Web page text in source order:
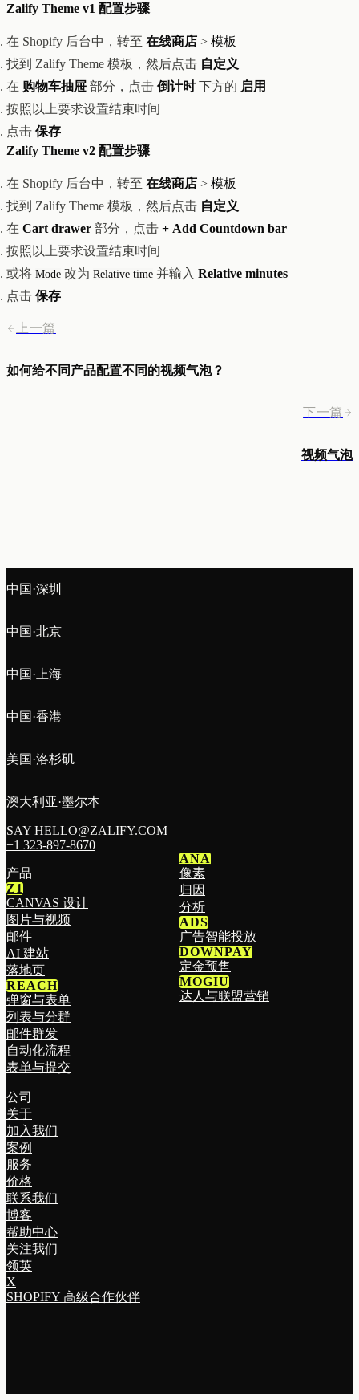
Zalify Theme v1 配置步骤
在 Shopify 后台中，转至 在线商店 > 模板
找到 Zalify Theme 模板，然后点击 自定义
在 购物车抽屉 部分，点击 倒计时下方的 启用
按照以上要求设置结束时间
点击 保存
Zalify Theme v2 配置步骤
在 Shopify 后台中，转至 在线商店 > 模板
找到 Zalify Theme 模板，然后点击 自定义
在 Cart drawer 部分，点击 + Add Countdown bar
按照以上要求设置结束时间
或将 Mode 改为 Relative time 并输入 Relative minutes
点击 保存
上一篇
如何给不同产品配置不同的视频气泡？
下一篇
视频气泡
中国·深圳
中国·北京
中国·上海
中国·香港
美国·洛杉矶
澳大利亚·墨尔本
SAY HELLO@ZALIFY.COM
+1 323-897-8670
产品
Z1
CANVAS 设计
图片与视频
邮件
AI 建站
落地页
REACH
弹窗与表单
列表与分群
邮件群发
自动化流程
表单与提交
ANA
像素
归因
分析
ADS
广告智能投放
DOWNPAY
定金预售
MOGIU
达人与联盟营销
公司
关于
加入我们
案例
服务
价格
联系我们
博客
帮助中心
关注我们
领英
X
SHOPIFY 高级合作伙伴